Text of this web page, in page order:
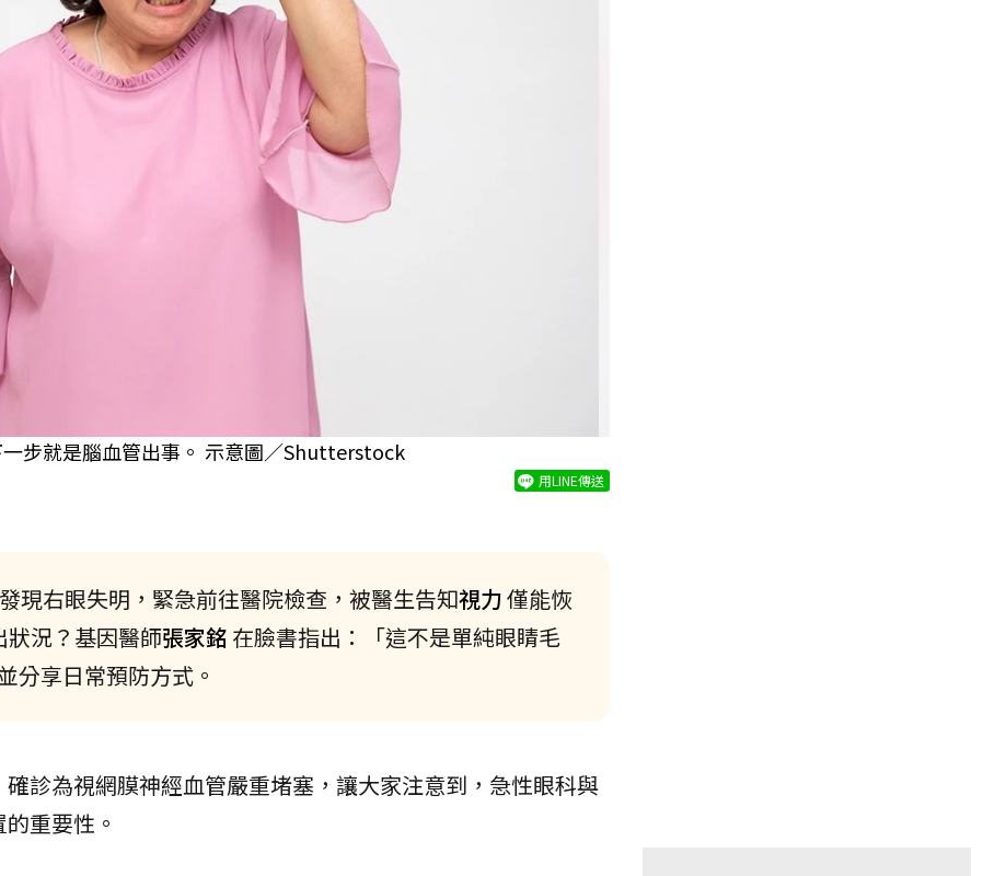
步就是腦血管出事。 示意圖／Shutterstock
用LINE傳送
現右眼失明，緊急前往醫院檢查，被醫生告知視力僅能恢
況？基因醫師張家銘 在臉書指出：「這不是單純眼睛毛
分享日常預防方式。
診為視網膜神經血管嚴重堵塞，讓大家注意到，急性眼科與
重要性。